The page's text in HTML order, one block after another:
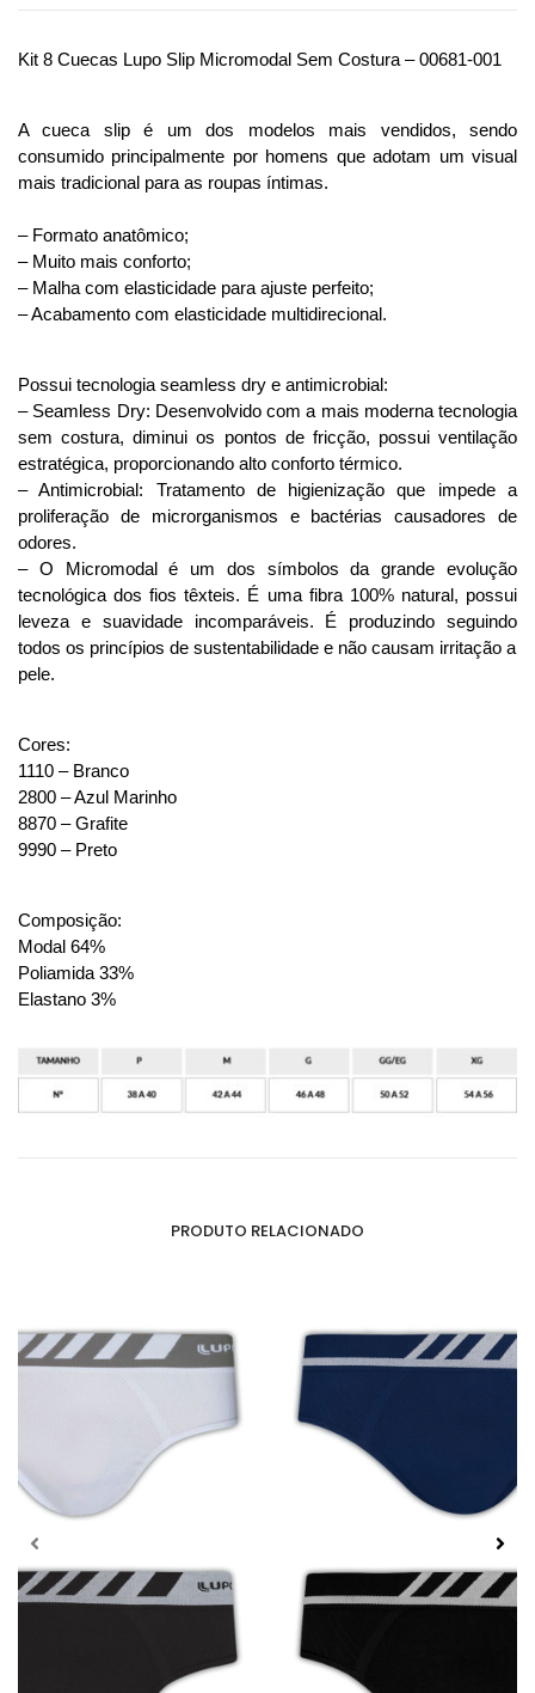
Kit 8 Cuecas Lupo Slip Micromodal Sem Costura – 00681-001
A cueca slip é um dos modelos mais vendidos, sendo
consumido principalmente por homens que adotam um visual
mais tradicional para as roupas íntimas.
– Formato anatômico;
– Muito mais conforto;
– Malha com elasticidade para ajuste perfeito;
– Acabamento com elasticidade multidirecional.
Possui tecnologia seamless dry e antimicrobial:
– Seamless Dry: Desenvolvido com a mais moderna tecnologia
sem costura, diminui os pontos de fricção, possui ventilação
estratégica, proporcionando alto conforto térmico.
– Antimicrobial: Tratamento de higienização que impede a
proliferação de microrganismos e bactérias causadores de
odores.
– O Micromodal é um dos símbolos da grande evolução
tecnológica dos fios têxteis. É uma fibra 100% natural, possui
leveza e suavidade incomparáveis. É produzindo seguindo
todos os princípios de sustentabilidade e não causam irritação a
pele.
Cores:
1110 – Branco
2800 – Azul Marinho
8870 – Grafite
9990 – Preto
Composição:
Modal 64%
Poliamida 33%
Elastano 3%
PRODUTO RELACIONADO